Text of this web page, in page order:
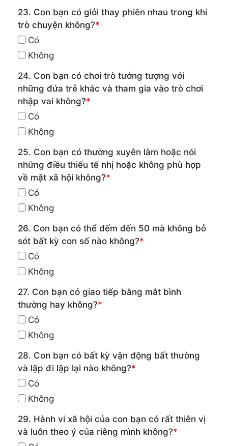
23. Con bạn có giỏi thay phiên nhau trong khi
trò chuyện không?*
Có
Không
24. Con bạn có chơi trò tưởng tượng với
những đứa trẻ khác và tham gia vào trò chơi
nhập vai không?*
Có
Không
25. Con bạn có thường xuyên làm hoặc nói
những điều thiếu tế nhị hoặc không phù hợp
về mặt xã hội không?*
Có
Không
26. Con bạn có thể đếm đến 50 mà không bỏ
sót bất kỳ con số nào không?*
Có
Không
27. Con bạn có giao tiếp bằng mắt bình
thường hay không?*
Có
Không
28. Con bạn có bất kỳ vận động bất thường
và lặp đi lặp lại nào không?*
Có
Không
29. Hành vi xã hội của con bạn có rất thiên vị
và luôn theo ý của riêng mình không?*